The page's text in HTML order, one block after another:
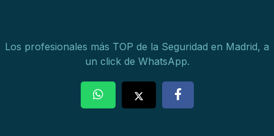
Los profesionales más TOP de la Seguridad en Madrid, a
un click de WhatsApp.